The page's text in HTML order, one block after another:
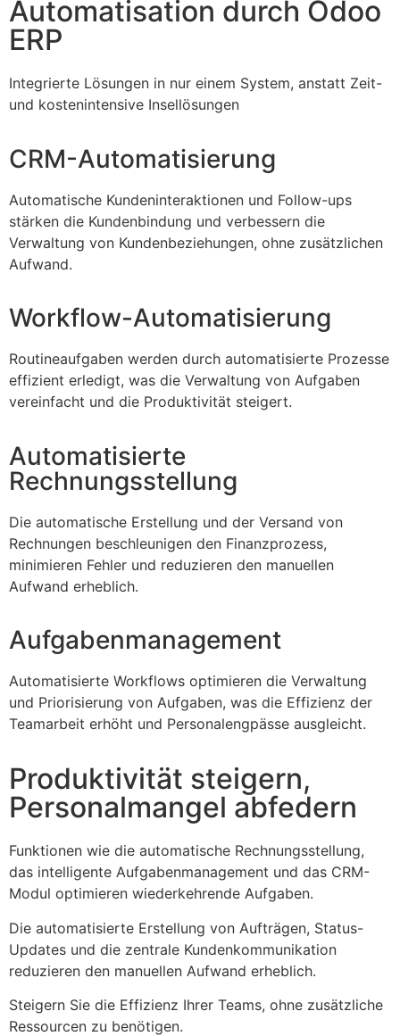
Automatisation durch Odoo
ERP
Integrierte Lösungen in nur einem System, anstatt Zeit-
und kostenintensive Insellösungen
CRM-Automatisierung
Automatische Kundeninteraktionen und Follow-ups
stärken die Kundenbindung und verbessern die
Verwaltung von Kundenbeziehungen, ohne zusätzlichen
Aufwand.
Workflow-Automatisierung
Routineaufgaben werden durch automatisierte Prozesse
effizient erledigt, was die Verwaltung von Aufgaben
vereinfacht und die Produktivität steigert.
Automatisierte
Rechnungsstellung
Die automatische Erstellung und der Versand von
Rechnungen beschleunigen den Finanzprozess,
minimieren Fehler und reduzieren den manuellen
Aufwand erheblich.
Aufgabenmanagement
Automatisierte Workflows optimieren die Verwaltung
und Priorisierung von Aufgaben, was die Effizienz der
Teamarbeit erhöht und Personalengpässe ausgleicht.
Produktivität steigern,
Personalmangel abfedern
Funktionen wie die automatische Rechnungsstellung,
das intelligente Aufgabenmanagement und das CRM-
Modul optimieren wiederkehrende Aufgaben.
Die automatisierte Erstellung von Aufträgen, Status-
Updates und die zentrale Kundenkommunikation
reduzieren den manuellen Aufwand erheblich.
Steigern Sie die Effizienz Ihrer Teams, ohne zusätzliche
Ressourcen zu benötigen.